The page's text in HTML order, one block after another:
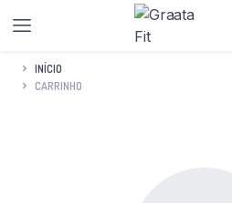
INÍCIO
CARRINHO